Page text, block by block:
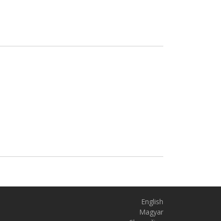
English
Magyar